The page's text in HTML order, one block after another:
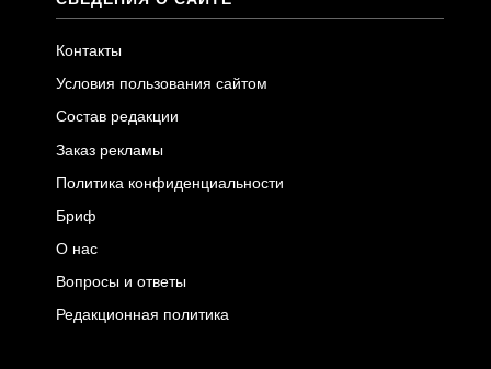
Контакты
Условия пользования сайтом
Состав редакции
Заказ рекламы
Политика конфиденциальности
Бриф
О нас
Вопросы и ответы
Редакционная политика